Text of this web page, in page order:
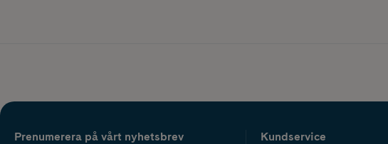
Prenumerera på vårt nyhetsbrev
Kundservice